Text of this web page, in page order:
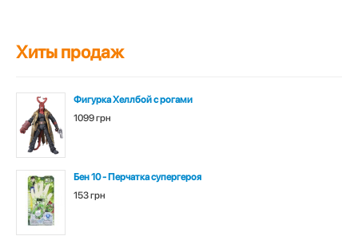
Хиты продаж
Фигурка Хеллбой с рогами
1099 грн
Бен 10 - Перчатка супергероя
153 грн